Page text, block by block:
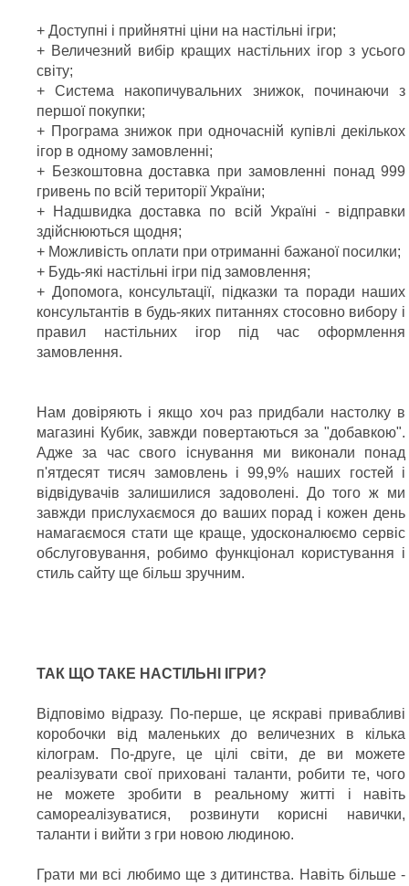
+ Доступні і прийнятні ціни на настільні ігри;
+ Величезний вибір кращих настільних ігор з усього
світу;
+ Система накопичувальних знижок, починаючи з
першої покупки;
+ Програма знижок при одночасній купівлі декількох
ігор в одному замовленні;
+ Безкоштовна доставка при замовленні понад 999
гривень по всій території України;
+ Надшвидка доставка по всій Україні - відправки
здійснюються щодня;
+ Можливість оплати при отриманні бажаної посилки;
+ Будь-які настільні ігри під замовлення;
+ Допомога, консультації, підказки та поради наших
консультантів в будь-яких питаннях стосовно вибору і
правил настільних ігор під час оформлення
замовлення.
Нам довіряють і якщо хоч раз придбали настолку в
магазині Кубик, завжди повертаються за "добавкою".
Адже за час свого існування ми виконали понад
п'ятдесят тисяч замовлень і 99,9% наших гостей і
відвідувачів залишилися задоволені. До того ж ми
завжди прислухаємося до ваших порад і кожен день
намагаємося стати ще краще, удосконалюємо сервіс
обслуговування, робимо функціонал користування і
стиль сайту ще більш зручним.
ТАК ЩО ТАКЕ НАСТІЛЬНІ ІГРИ?
Відповімо відразу. По-перше, це яскраві привабливі
коробочки від маленьких до величезних в кілька
кілограм. По-друге, це цілі світи, де ви можете
реалізувати свої приховані таланти, робити те, чого
не можете зробити в реальному житті і навіть
самореалізуватися, розвинути корисні навички,
таланти і вийти з гри новою людиною.
Грати ми всі любимо ще з дитинства. Навіть більше -